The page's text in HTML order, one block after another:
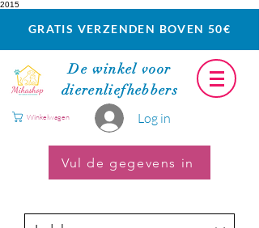
2015
GRATIS VERZENDEN BOVEN 50€
De winkel voor
dierenliefhebbers
Log in
Winkelwagen
Vul de gegevens in